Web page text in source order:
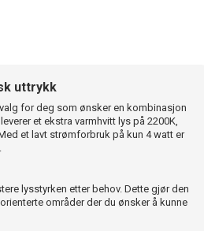
uttrykk
for deg som ønsker en kombinasjon
et ekstra varmhvitt lys på 2200K,
et lavt strømforbruk på kun 4 watt er
lysstyrken etter behov. Dette gjør den
områder der du ønsker å kunne